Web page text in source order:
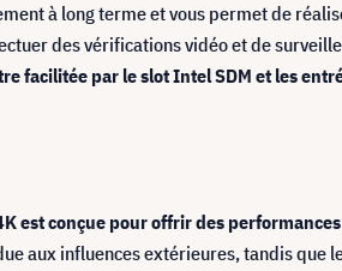
à long terme et vous permet de
des vérifications vidéo et de
facilitée par le slot Intel SDM et les
est conçue pour offrir des
aux influences extérieures, tandis que